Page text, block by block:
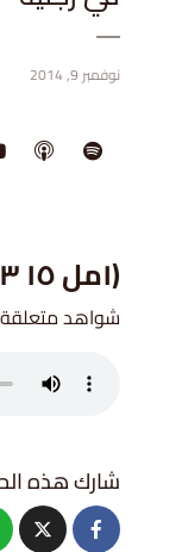
نوفمبر 9, 2014
(١مل ١٥ ٢٣-٢٤) ، (٢اخ ١٦ ١٠-١٤)
شواهد متعلقة : (يو ٩ ١-٣) –